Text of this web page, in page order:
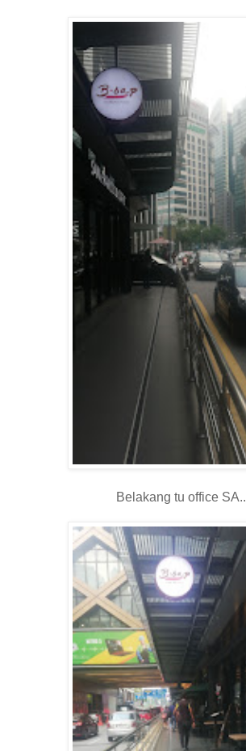
Belakang tu office SA..